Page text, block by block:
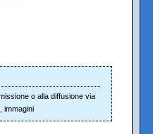
o alla diffusione via
immagini